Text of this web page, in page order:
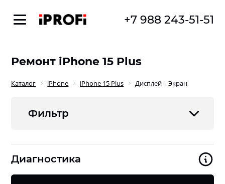
+7 988 243-51-51
Ремонт iPhone 15 Plus
Каталог iPhone iPhone 15 Plus Дисплей | Экран
Фильтр
Диагностика